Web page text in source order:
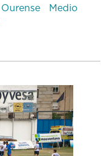
Ourense
Medio